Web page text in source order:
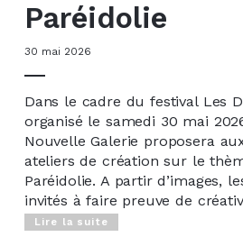
Paréidolie
30 mai 2026
Dans le cadre du festival Les
organisé le samedi 30 mai
Nouvelle Galerie proposera
ateliers de création sur le
Paréidolie. A partir d’images,
invités à faire preuve de
Lire la suite